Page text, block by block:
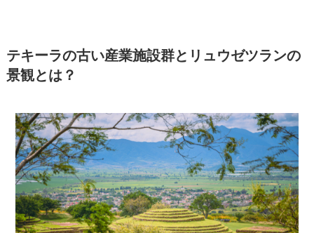
テキーラの古い産業施設群とリュウゼツランの
景観とは？